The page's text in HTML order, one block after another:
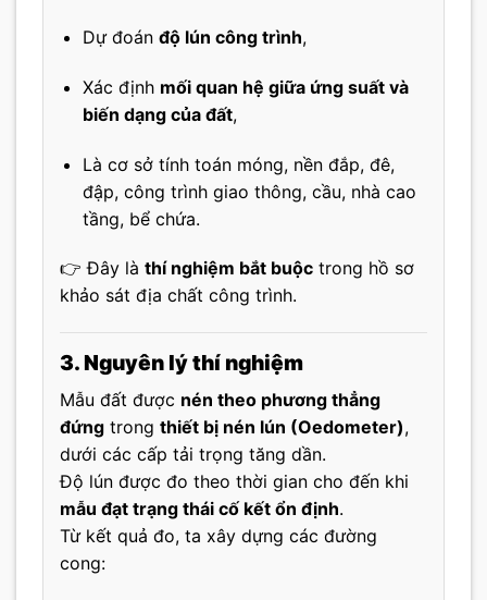
Dự đoán độ lún công trình,
Xác định mối quan hệ giữa ứng suất và
biến dạng của đất,
Là cơ sở tính toán móng, nền đắp, đê,
đập, công trình giao thông, cầu, nhà cao
tầng, bể chứa.
👉 Đây là thí nghiệm bắt buộc trong hồ sơ
khảo sát địa chất công trình.
3. Nguyên lý thí nghiệm
Mẫu đất được nén theo phương thẳng
đứng trong thiết bị nén lún (Oedometer),
dưới các cấp tải trọng tăng dần.
Độ lún được đo theo thời gian cho đến khi
mẫu đạt trạng thái cố kết ổn định.
Từ kết quả đo, ta xây dựng các đường
cong: